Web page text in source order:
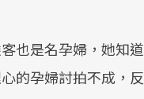
也是名孕婦，她知
的孕婦討拍不成，